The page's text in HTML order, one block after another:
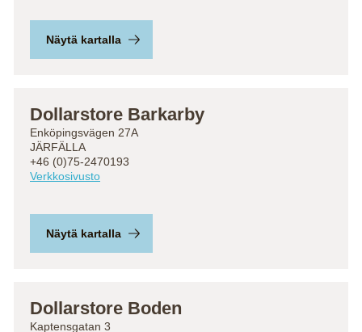
Näytä kartalla
Dollarstore Barkarby
Enköpingsvägen 27A
JÄRFÄLLA
+46 (0)75-2470193
Verkkosivusto
Näytä kartalla
Dollarstore Boden
Kaptensgatan 3